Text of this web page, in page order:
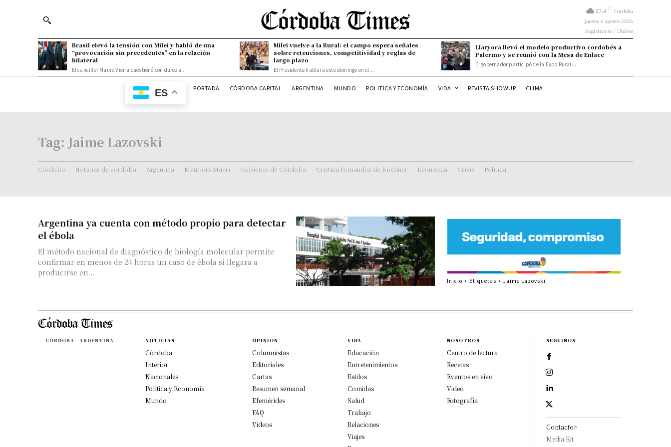
17.4 C Córdoba
jueves 6 agosto 2026
Registrarse / Unirse
Brasil elevó la tensión con Milei y habló de una
“provocación sin precedentes” en la relación
bilateral
El canciller Mauro Vieira cuestionó con dureza...
Milei vuelve a la Rural: el campo espera señales
sobre retenciones, competitividad y reglas de
largo plazo
El Presidente hablará este domingo en el...
Llaryora llevó el modelo productivo cordobés a
Palermo y se reunió con la Mesa de Enlace
El gobernador participó de la Expo Rural...
ES PORTADA CÓRDOBA CAPITAL ARGENTINA MUNDO POLITICA Y ECONOMÍA VIDA REVISTA SHOWUP CLIMA
Tag: Jaime Lazovski
Córdoba Noticias de cordoba Argentina Mauricio Macri Gobierno de Córdoba Cristina Fernandez de Kirchner Economía Crisis Politica
Argentina ya cuenta con método propio para detectar
el ébola
El método nacional de diagnóstico de biología molecular permite
confirmar en menos de 24 horas un caso de ébola si llegara a
producirse en...
Inicio Etiquetas Jaime Lazovski
CÓRDOBA - ARGENTINA NOTICIAS
Córdoba
Interior
Nacionales
Política y Economía
Mundo
OPINION
Columnistas
Editoriales
Cartas
Resumen semanal
Efemérides
FAQ
Videos
VIDA
Educación
Entretenimientos
Estilos
Comidas
Salud
Trabajo
Relaciones
Viajes
NOSOTROS
Centro de lectura
Recetas
Eventos en vivo
Video
Fotografía
SEGUINOS
Contacto>
Media Kit